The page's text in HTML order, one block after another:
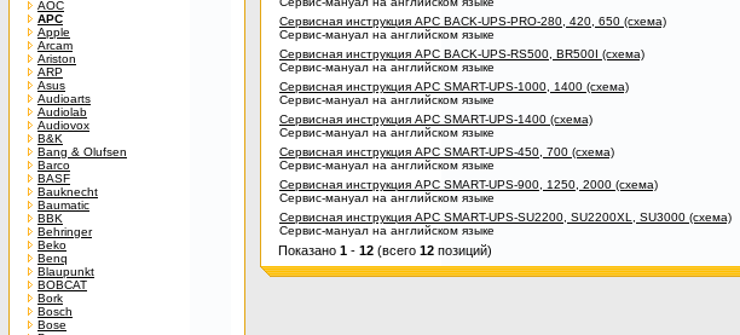
AOC
APC
Apple
Arcam
Ariston
ARP
Asus
Audioarts
Audiolab
Audiovox
B&K
Bang & Olufsen
Barco
BASF
Bauknecht
Baumatic
BBK
Behringer
Beko
Benq
Blaupunkt
BOBCAT
Bork
Bosch
Bose
Сервисная инструкция APC BACK-UPS-PRO-280, 420, 650 (схема)
Сервис-мануал на английском языке
Сервисная инструкция APC BACK-UPS-RS500, BR500I (схема)
Сервис-мануал на английском языке
Сервисная инструкция APC SMART-UPS-1000, 1400 (схема)
Сервис-мануал на английском языке
Сервисная инструкция APC SMART-UPS-1400 (схема)
Сервис-мануал на английском языке
Сервисная инструкция APC SMART-UPS-450, 700 (схема)
Сервис-мануал на английском языке
Сервисная инструкция APC SMART-UPS-900, 1250, 2000 (схема)
Сервис-мануал на английском языке
Сервисная инструкция APC SMART-UPS-SU2200, SU2200XL, SU3000 (схема)
Сервис-мануал на английском языке
Показано 1 - 12 (всего 12 позиций)